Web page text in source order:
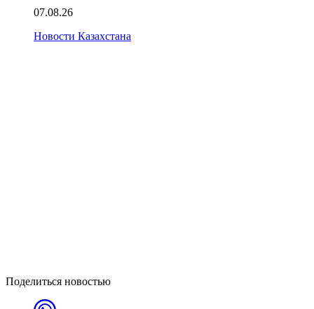
07.08.26
Новости Казахстана
Поделиться новостью